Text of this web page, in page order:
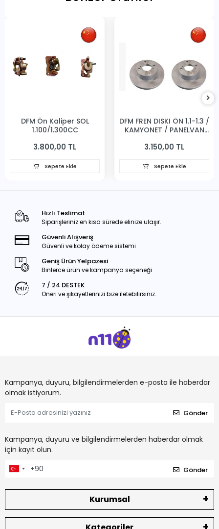
DFM Ön Kaliper SOL
1,100/1,300CC
3.800,00 TL
Sepete Ekle
DFM FREN DISKI ÖN 1.1-1.3 /
KAMYONET / PANELVAN
3.150,00 TL
Sepete Ekle
Hızlı Teslimat
Siparişleriniz en kısa sürede elinize ulaşır.
Güvenli Alışveriş
Güvenli ve kolay ödeme sistemi
Geniş Ürün Yelpazesi
Binlerce ürün ve kampanya seçeneği
7 / 24 DESTEK
Öneri ve şikayetlerinizi bize iletebilirsiniz.
Kampanya, duyuru, bilgilendirmelerden e-posta ile haberdar
olmak istiyorum.
Gönder
Kampanya, duyuru ve bilgilendirmelerden haberdar olmak
için kayıt olun.
Gönder
Kurumsal